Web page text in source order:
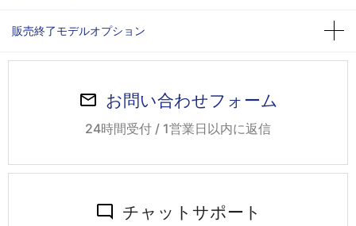
販売終了モデルオプション
お問い合わせフォーム
24時間受付 / 1営業日以内に返信
チャットサポート